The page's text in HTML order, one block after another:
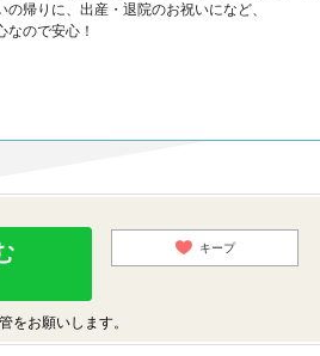
の帰りに、出産・退院のお祝いになど、
なので安心！
キープ
をお願いします。